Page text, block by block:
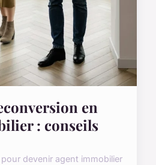
en
: conseils
devenir agent immobilier